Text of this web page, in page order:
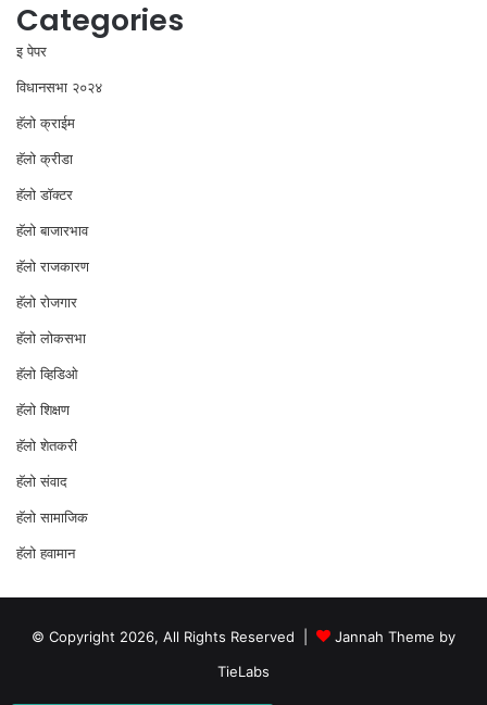
Categories
इ पेपर
विधानसभा २०२४
⁠हॅलो क्राईम
हॅलो क्रीडा
हॅलो डॉक्टर
हॅलो बाजारभाव
हॅलो राजकारण
⁠हॅलो रोजगार
हॅलो लोकसभा
⁠हॅलो व्हिडिओ
हॅलो शिक्षण
⁠हॅलो शेतकरी
⁠हॅलो संवाद
हॅलो सामाजिक
हॅलो हवामान
© Copyright 2026, All Rights Reserved |
Jannah Theme by
TieLabs